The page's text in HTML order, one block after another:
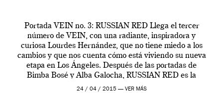
Portada VEIN no. 3: RUSSIAN RED Llega el tercer
número de VEIN, con una radiante, inspiradora y
curiosa Lourdes Hernández, que no tiene miedo a los
cambios y que nos cuenta cómo está viviendo su nueva
etapa en Los Ángeles. Después de las portadas de
Bimba Bosé y Alba Galocha, RUSSIAN RED es la
tercera elegida, protagonizando […]
24 / 04 / 2015 — VER MÁS